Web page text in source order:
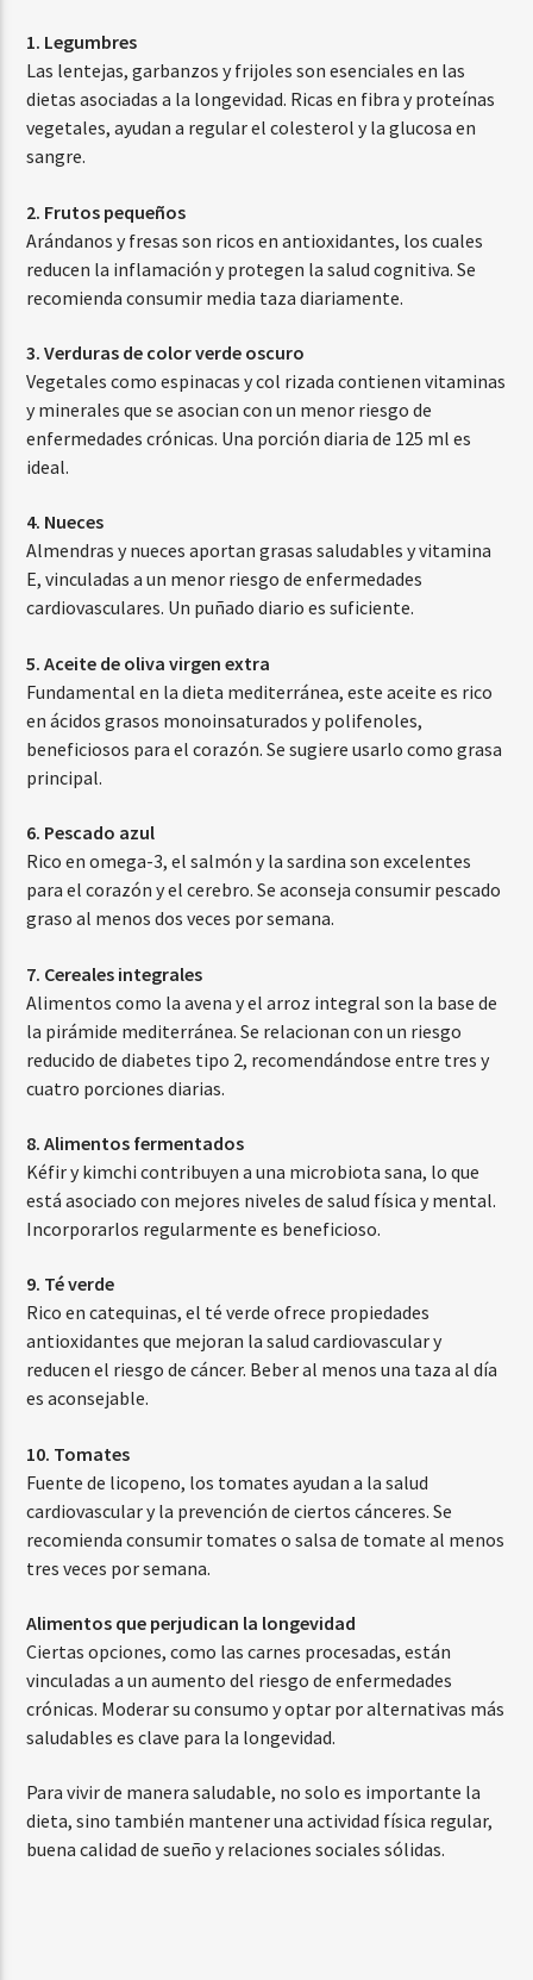
1. Legumbres
Las lentejas, garbanzos y frijoles son esenciales en las
dietas asociadas a la longevidad. Ricas en fibra y proteínas
vegetales, ayudan a regular el colesterol y la glucosa en
sangre.
2. Frutos pequeños
Arándanos y fresas son ricos en antioxidantes, los cuales
reducen la inflamación y protegen la salud cognitiva. Se
recomienda consumir media taza diariamente.
3. Verduras de color verde oscuro
Vegetales como espinacas y col rizada contienen vitaminas
y minerales que se asocian con un menor riesgo de
enfermedades crónicas. Una porción diaria de 125 ml es
ideal.
4. Nueces
Almendras y nueces aportan grasas saludables y vitamina
E, vinculadas a un menor riesgo de enfermedades
cardiovasculares. Un puñado diario es suficiente.
5. Aceite de oliva virgen extra
Fundamental en la dieta mediterránea, este aceite es rico
en ácidos grasos monoinsaturados y polifenoles,
beneficiosos para el corazón. Se sugiere usarlo como grasa
principal.
6. Pescado azul
Rico en omega-3, el salmón y la sardina son excelentes
para el corazón y el cerebro. Se aconseja consumir pescado
graso al menos dos veces por semana.
7. Cereales integrales
Alimentos como la avena y el arroz integral son la base de
la pirámide mediterránea. Se relacionan con un riesgo
reducido de diabetes tipo 2, recomendándose entre tres y
cuatro porciones diarias.
8. Alimentos fermentados
Kéfir y kimchi contribuyen a una microbiota sana, lo que
está asociado con mejores niveles de salud física y mental.
Incorporarlos regularmente es beneficioso.
9. Té verde
Rico en catequinas, el té verde ofrece propiedades
antioxidantes que mejoran la salud cardiovascular y
reducen el riesgo de cáncer. Beber al menos una taza al día
es aconsejable.
10. Tomates
Fuente de licopeno, los tomates ayudan a la salud
cardiovascular y la prevención de ciertos cánceres. Se
recomienda consumir tomates o salsa de tomate al menos
tres veces por semana.
Alimentos que perjudican la longevidad
Ciertas opciones, como las carnes procesadas, están
vinculadas a un aumento del riesgo de enfermedades
crónicas. Moderar su consumo y optar por alternativas más
saludables es clave para la longevidad.
Para vivir de manera saludable, no solo es importante la
dieta, sino también mantener una actividad física regular,
buena calidad de sueño y relaciones sociales sólidas.